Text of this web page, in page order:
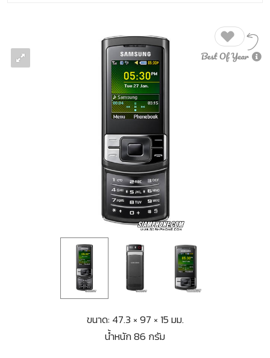
ขนาด: 47.3 × 97 × 15 มม.
น้ำหนัก 86 กรัม